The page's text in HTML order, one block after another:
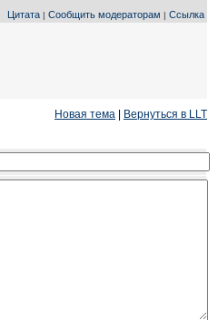
Цитата | Сообщить модераторам | Ссылка
Новая тема Вернуться в LLT